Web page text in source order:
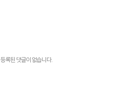
등록된 댓글이 없습니다.